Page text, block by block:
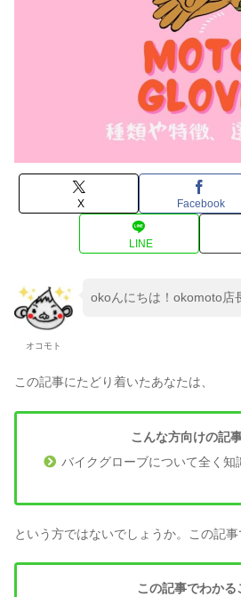
X Facebook
LINE
オコモト
okoんにちは！okomoto店
この記事にたどり着いたあなたは、
こんな方向けの記
バイクグローブについて全く知
という方ではないでしょうか。この記事
この記事でわかる